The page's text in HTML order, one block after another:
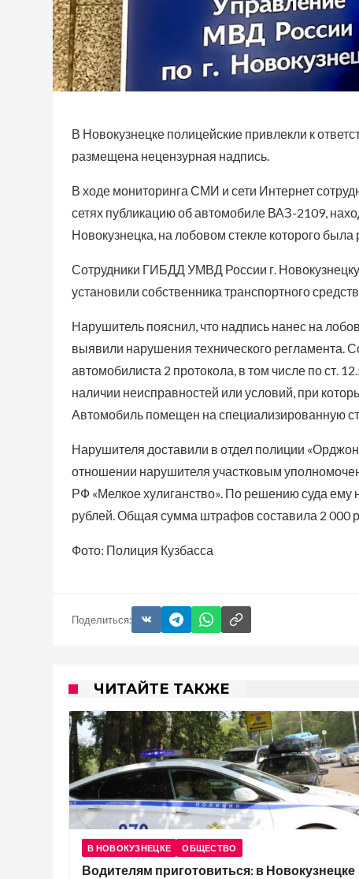
В Новокузнецке полицейские привлекли к
размещена нецензурная надпись.
В ходе мониторинга СМИ и сети Интернет
сетях публикацию об автомобиле ВАЗ-2109,
Новокузнецка, на лобовом стекле которого
Сотрудники ГИБДД УМВД России г.
установили собственника транспортного
Нарушитель пояснил, что надпись нанес на
выявили нарушения технического регламента.
автомобилиста 2 протокола, в том числе по ст.
наличии неисправностей или условий, при
Автомобиль помещен на специализированную
Нарушителя доставили в отдел полиции
отношении нарушителя участковым
РФ «Мелкое хулиганство». По решению суда
рублей. Общая сумма штрафов составила 2 000
Фото: Полиция Кузбасса
Поделиться:
ЧИТАЙТЕ ТАКЖЕ
В НОВОКУЗНЕЦКЕ ОБЩЕСТВО
Водителям приготовиться: в Новокузнецке